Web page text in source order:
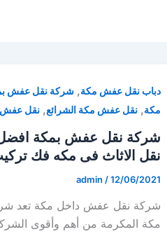
دباب نقل عفش مكة, شركة نقل عفش
مكة, نقل عفش مكة الشرائع, نقل عفش
شركة نقل عفش بمكة
نقل الاثاث فى مكه فك
admin /12/06/2021
شركة نقل عفش داخل مكة تعد
مكة المكرمة من أهم وأقوى